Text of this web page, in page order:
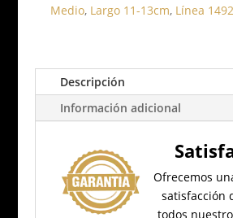
Medio, Largo 11-13cm, Línea 1492
Descripción
Información adicional
Ofrecemos
satisfacción
todos